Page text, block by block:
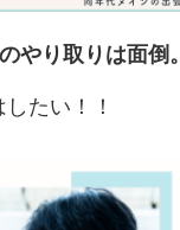
やり取りは面倒。
したい！！